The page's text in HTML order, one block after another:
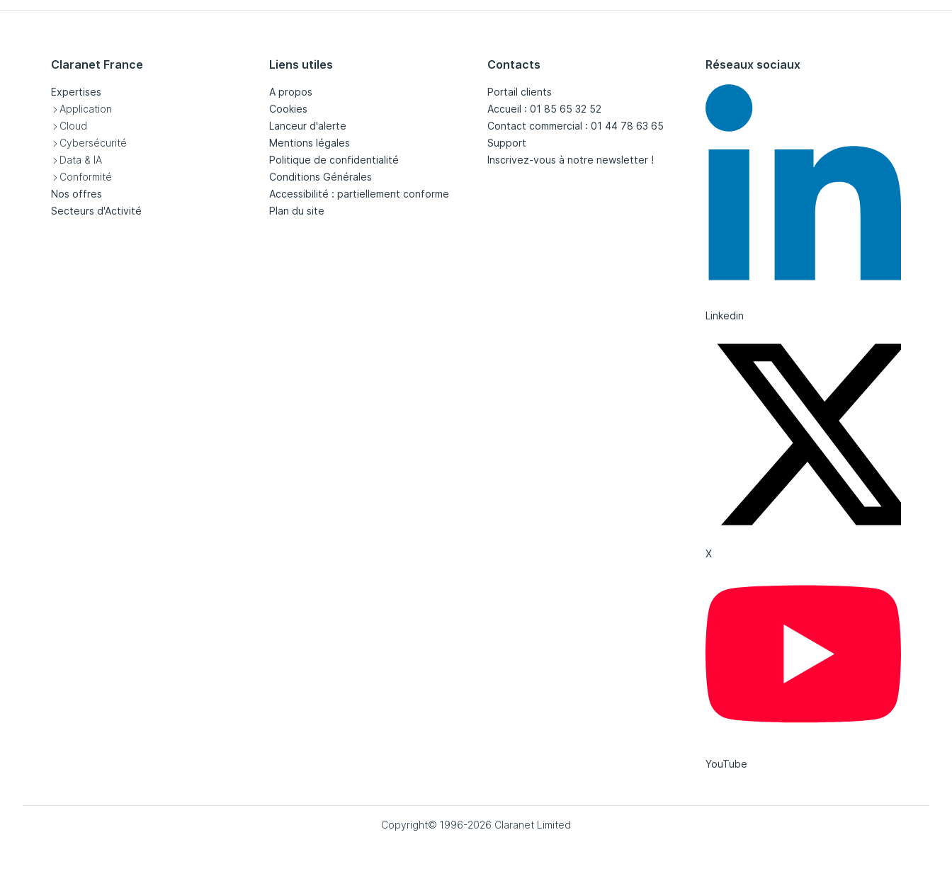
Claranet France
Expertises
Application
Cloud
Cybersécurité
Data & IA
Conformité
Nos offres
Secteurs d'Activité
Liens utiles
A propos
Cookies
Lanceur d'alerte
Mentions légales
Politique de confidentialité
Conditions Générales
Accessibilité : partiellement conforme
Plan du site
Contacts
Portail clients
Accueil : 01 85 65 32 52
Contact commercial : 01 44 78 63 65
Support
Inscrivez-vous à notre newsletter !
Réseaux sociaux
Linkedin
X
YouTube
Copyright© 1996-2026 Claranet Limited